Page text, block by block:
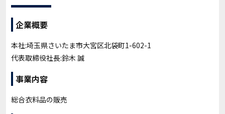
企業概要
本社:埼玉県さいたま市大宮区北袋町1-602-1
代表取締役社長:鈴木 誠
事業内容
総合衣料品の販売